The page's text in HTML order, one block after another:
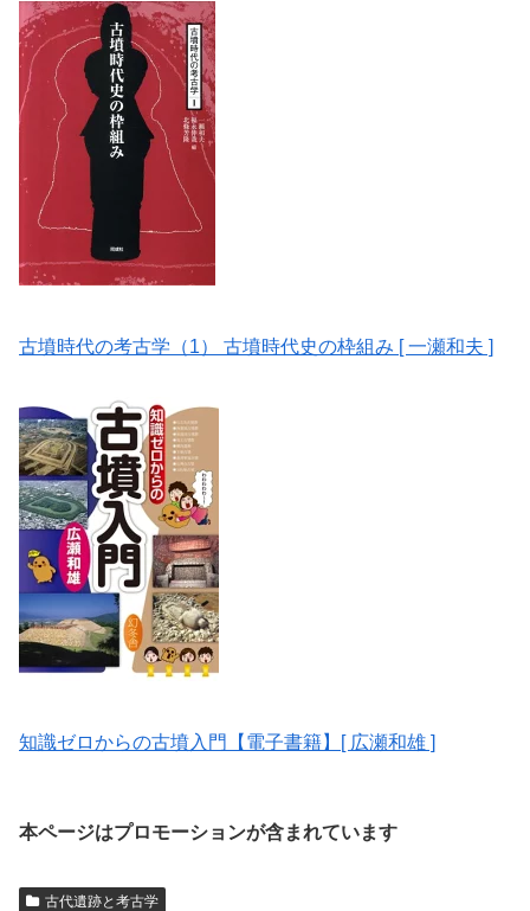
古墳時代の考古学（1） 古墳時代史の枠組み [ 一瀬和夫 ]
知識ゼロからの古墳入門【電子書籍】[ 広瀬和雄 ]
本ページはプロモーションが含まれています
古代遺跡と考古学